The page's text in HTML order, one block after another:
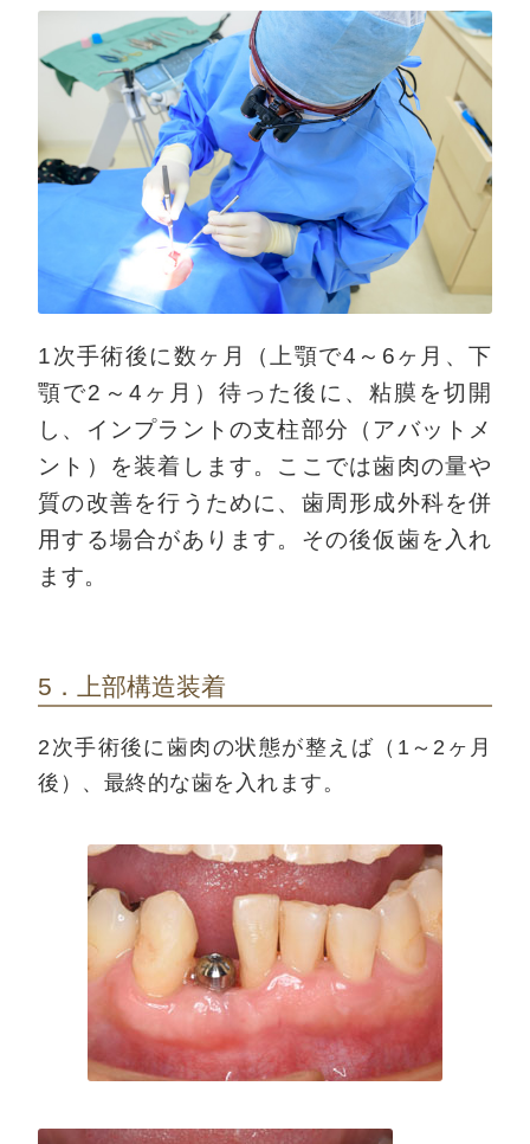
1次手術後に数ヶ月（上顎で4～6ヶ月、下
顎で2～4ヶ月）待った後に、粘膜を切開
し、インプラントの支柱部分（アバットメ
ント）を装着します。ここでは歯肉の量や
質の改善を行うために、歯周形成外科を併
用する場合があります。その後仮歯を入れ
ます。
5．上部構造装着
2次手術後に歯肉の状態が整えば（1～2ヶ月
後）、最終的な歯を入れます。